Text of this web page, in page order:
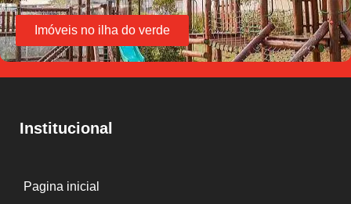
Imóveis no ilha do verde
Institucional
Pagina inicial